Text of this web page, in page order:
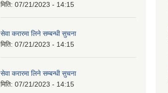
मिति: 07/21/2023 - 14:15
सेवा करारमा लिने सम्बन्धी सुचना
मिति: 07/21/2023 - 14:15
सेवा करारमा लिने सम्बन्धी सुचना
मिति: 07/21/2023 - 14:15